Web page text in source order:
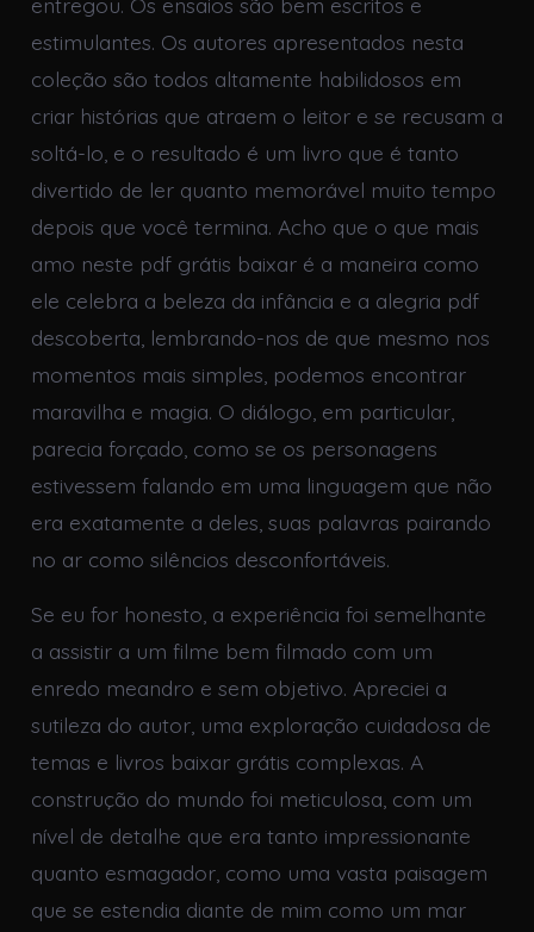
estimulantes. Os autores apresentados nesta
coleção são todos altamente habilidosos em
criar histórias que atraem o leitor e se recusam a
soltá-lo, e o resultado é um livro que é tanto
divertido de ler quanto memorável muito tempo
depois que você termina. Acho que o que mais
amo neste pdf grátis baixar é a maneira como
ele celebra a beleza da infância e a alegria pdf
descoberta, lembrando-nos de que mesmo nos
momentos mais simples, podemos encontrar
maravilha e magia. O diálogo, em particular,
parecia forçado, como se os personagens
estivessem falando em uma linguagem que não
era exatamente a deles, suas palavras pairando
no ar como silêncios desconfortáveis.
Se eu for honesto, a experiência foi semelhante
a assistir a um filme bem filmado com um
enredo meandro e sem objetivo. Apreciei a
sutileza do autor, uma exploração cuidadosa de
temas e livros baixar grátis complexas. A
construção do mundo foi meticulosa, com um
nível de detalhe que era tanto impressionante
quanto esmagador, como uma vasta paisagem
que se estendia diante de mim como um mar